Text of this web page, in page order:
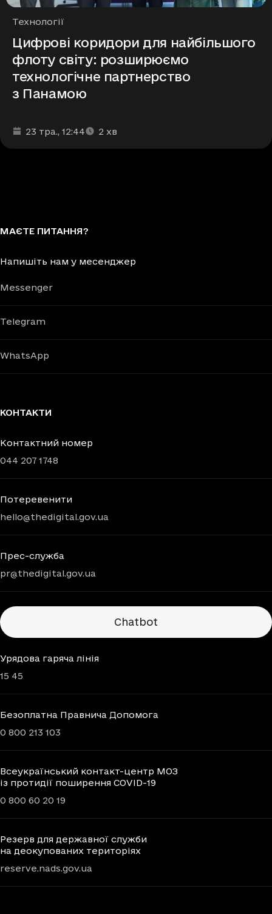
Рубрики
Технології
Цифрові коридори для найбільшого
флоту світу: розширюємо
технологічне партнерство
з Панамою
Дата та час публікації
23 тра., 12:44
Час читання: 2 хв
МАЄТЕ ПИТАННЯ?
Напишіть нам у месенджер
Messenger
Telegram
WhatsApp
КОНТАКТИ
Контактний номер
044 207 1748
Потеревенити
hello@thedigital.gov.ua
Прес-служба
pr@thedigital.gov.ua
Chatbots
Chatbot
Урядова гаряча лінія
15 45
Безоплатна Правнича Допомога
0 800 213 103
Всеукраїнський контакт-центр МОЗ
із протидії поширення COVID-19
0 800 60 20 19
Резерв для державної служби
на деокупованих територіях
reserve.nads.gov.ua